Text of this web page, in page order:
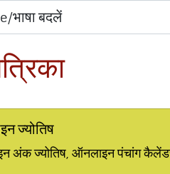
ज्योतिष
अंक ज्योतिष, ऑनलाइन पंचांग